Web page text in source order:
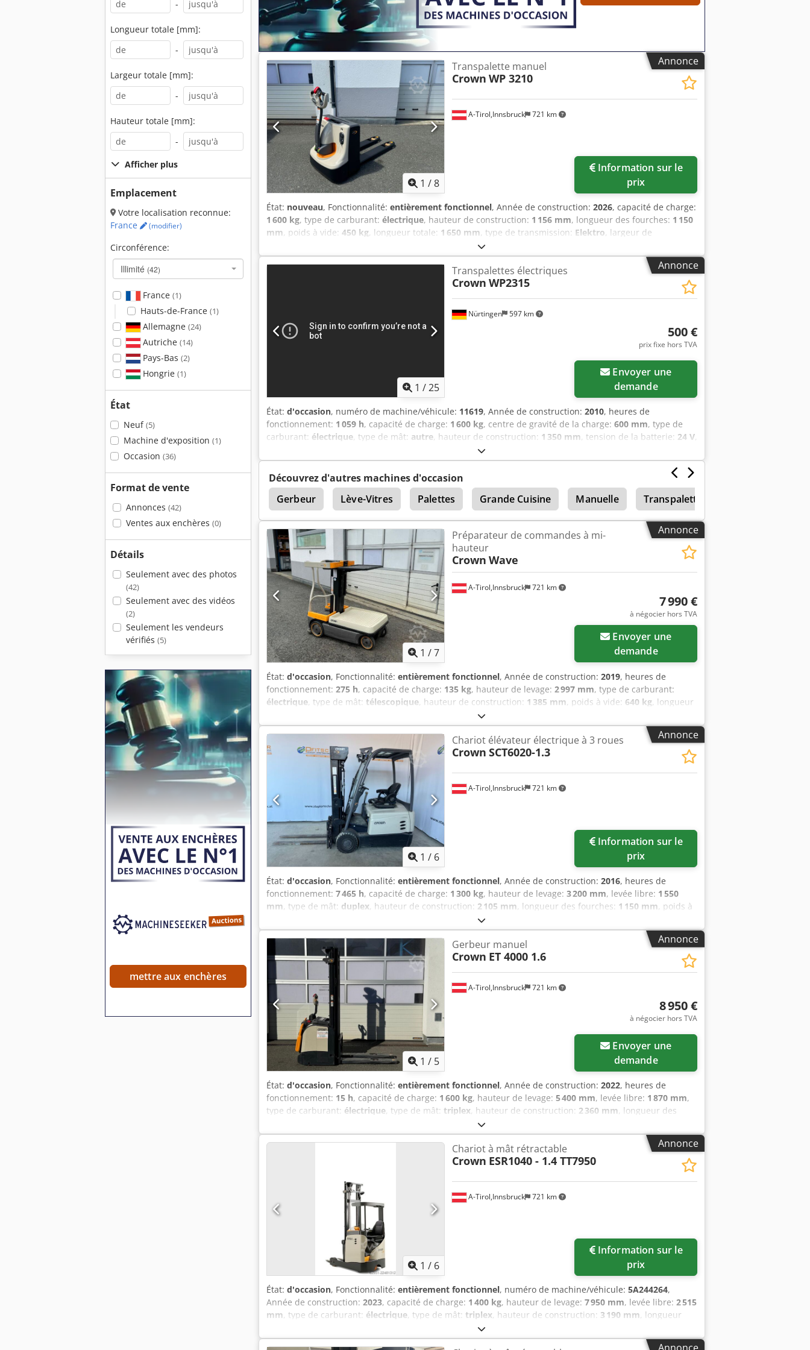
-
Longueur totale [mm]:
-
Largeur totale [mm]:
-
Hauteur totale [mm]:
-
Afficher plus
Emplacement
Votre localisation reconnue:
France
(modifier)
Circonférence:
Illimité (42)
France (1)
Hauts-de-France (1)
Allemagne (24)
Autriche (14)
Pays-Bas (2)
Hongrie (1)
État
Neuf(5)
Machine d'exposition (1)
Occasion (36)
Format de vente
Annonces (42)
Ventes aux enchères (0)
Détails
Seulement avec des photos
(42)
Seulement avec des vidéos
(2)
Seulement les vendeurs
vérifiés (5)
mettre aux enchères
Annonce
1 /8
A-Tirol,Innsbruck 721 km
Transpalette manuel
Crown WP 3210
Information sur le
prix
État: nouveau, Fonctionnalité: entièrement fonctionnel, Année de construction: 2026, capacité de charge:
1 600 kg, type de carburant: électrique, hauteur de construction: 1 156 mm, longueur des fourches: 1 150
mm, poids à vide: 450 kg, longueur totale: 1 650 mm, type de transmission: Elektro, largeur de
, Transpalette à faible hauteur de levée Largeur des fourches : 170 mm Épaisseur
des fourches : 74 mm État : Neuf État technique : Neuf Type de pneu avant : Vulkollan Type de pneu
arrière : Vulkollan Tension de la batterie : 24 V Credpjzrizrofx Antjf Capacité de la batterie : 150 Ah Type
de batterie : PzS Année de fabrication de la batterie : 2026 État de la batterie : Neuf
Annonce
1 /25
Nürtingen 597 km
Transpalettes électriques
Crown WP2315
500 €
prix fixe hors TVA
demande
État: d'occasion, numéro de machine/véhicule: 11619, Année de construction: 2010, heures de
fonctionnement: 1 059 h, capacité de charge: 1 600 kg, centre de gravité de la charge: 600 mm, type de
carburant: électrique, type de mât: autre, hauteur de construction: 1 350 mm, tension de la batterie: 24 V,
483 kg, 5092876 Numéro de série : SA388168 Codpfxeyrvt
Ne Anterf Caractéristiques de la batterie : 24 volts.
Découvrez d'autres machines d'occasion
Gerbeur
Lève-Vitres Palettes Grande Cuisine Manuelle Transpalette surbaissé
Annonce
1 /7
A-Tirol,Innsbruck 721 km
Préparateur de commandes à mi-
hauteur
Crown Wave
7 990 €
à négocier hors TVA
demande
État: d'occasion, Fonctionnalité: entièrement fonctionnel, Année de construction: 2019, heures de
fonctionnement: 275 h, capacité de charge: 135 kg, hauteur de levage: 2 997 mm, type de carburant:
électrique, type de mât: télescopique, hauteur de construction: 1 385 mm, poids à vide: 640 kg, longueur
, largeur de construction:
commandes à levée moyenne Type de mât : Télescopique État : Prêt à l’emploi et entièrement fonctionnel
État technique : Bon Type de roues avant : Bandages pleins Credezrcwyopfx Antof Type de roues arrière :
Bandages pleins Batterie tension : 24V Batterie capacité : 205Ah Contournement coupure levée/descente :
Pas de contournement levée/descente. Signal de déplacement/levée : Tous signaux d’alerte présents.
Pare-chocs : Pare-chocs avec protection en caoutchouc. Compartiment de rangement côté droit. Plateau
de chargement réglable manuellement : 540 x 685 mm. Gyrophare : Avant et arrière. Compartiment de
rangement. Code d’accès opérateur : Access 123. Signalétique allemande. Manuel d’utilisation : Allemand.
Peinture : Orange. Batterie : 205 Ah, sans entretien. Chargeur : 30 A, 85-265 VAC, avec câble, prise IEC,
fiche CEE 7/7.
Annonce
1 / 6
A-Tirol,Innsbruck 721 km
Chariot élévateur électrique à 3 roues
Crown SCT6020-1.3
Information sur le
prix
État: d'occasion, Fonctionnalité: entièrement fonctionnel, Année de construction: 2016, heures de
fonctionnement: 7 465 h, capacité de charge: 1 300 kg, hauteur de levage: 3 200 mm, levée libre: 1 550
mm, type de mât: duplex, hauteur de construction: 2 105 mm, longueur des fourches: 1 150 mm, poids à
, largeur de construction:
3 roues Type de mât : Duplex État : Prêt à l’emploi et entièrement fonctionnel État technique : bon Batterie
tension : 48V Batterie capacité : 500Ah Type de batterie : PzS Déplacement latéral, Crjdpfx Aozrcwmentsf
3e valve, phares de travail avant, toit de protection, pare-brise, demi-cabine, levée libre totale, certificat
CE, essuie-glace, 3 roues, siège,
Annonce
1 / 5
A-Tirol,Innsbruck 721 km
Gerbeur manuel
Crown ET 4000 1.6
8 950 €
à négocier hors TVA
demande
État: d'occasion, Fonctionnalité: entièrement fonctionnel, Année de construction: 2022, heures de
fonctionnement: 15 h, capacité de charge: 1 600 kg, hauteur de levage: 5 400 mm, levée libre: 1 870 mm,
type de carburant: électrique, type de mât: triplex, hauteur de construction: 2 360 mm, longueur des
, Gerbeur à levée haute Largeur des fourches : 180 mm
Épaisseur des fourches : 70 mm Type de mât : Triplex État : Comme neuf État technique : bon Type de
bandage avant : Polyuréthane Taille des roues avant : Rouleaux tandem porteurs Type de bandage arrière
: Polyuréthane Batterie Volt : 24V Batterie Ah : 375Ah Année de batterie : 2022 État de la batterie : 80 -
100% Csdpfx Aszrcthenterf Grille de protection de charge, Rouleaux de compartiment batterie DIN160A
Connecteur batterie Schaltbau Mise en marche par code PIN
Annonce
1 / 6
A-Tirol,Innsbruck 721 km
Chariot à mât rétractable
Crown ESR1040 - 1.4 TT7950
Information sur le
prix
État: d'occasion, Fonctionnalité: entièrement fonctionnel, numéro de machine/véhicule: 5A244264,
Année de construction: 2023, capacité de charge: 1 400 kg, hauteur de levage: 7 950 mm, levée libre: 2 515
mm, type de carburant: électrique, type de mât: triplex, hauteur de construction: 3 190 mm, longueur
Elektro
rétractable Numéro de châssis : 5A244264 Centre de gravité de la charge : 600 mm Classe ISO : ISO Classe